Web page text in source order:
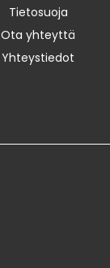
Tietosuoja
Ota yhteyttä
Yhteystiedot